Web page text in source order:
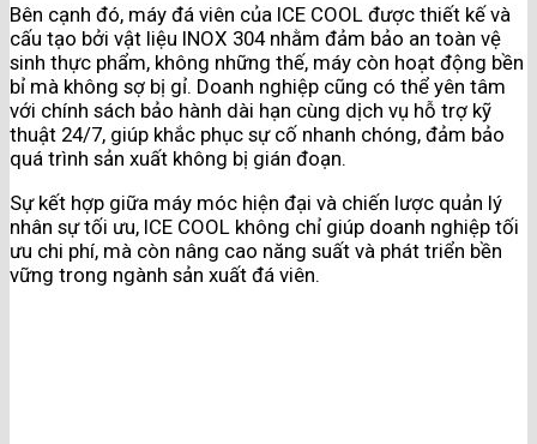
Bên cạnh đó, máy đá viên của ICE COOL được thiết kế và
cấu tạo bởi vật liệu INOX 304 nhằm đảm bảo an toàn vệ
sinh thực phẩm, không những thế, máy còn hoạt động bền
bỉ mà không sợ bị gỉ. Doanh nghiệp cũng có thể yên tâm
với chính sách bảo hành dài hạn cùng dịch vụ hỗ trợ kỹ
thuật 24/7, giúp khắc phục sự cố nhanh chóng, đảm bảo
quá trình sản xuất không bị gián đoạn.
Sự kết hợp giữa máy móc hiện đại và chiến lược quản lý
nhân sự tối ưu, ICE COOL không chỉ giúp doanh nghiệp tối
ưu chi phí, mà còn nâng cao năng suất và phát triển bền
vững trong ngành sản xuất đá viên.